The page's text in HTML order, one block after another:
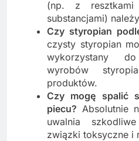
(np. z resztkami
substancjami)
Czy styropian
czysty styropian
wykorzystany
wyrobów
produktów.
Czy mogę spalić
piecu? Absolutnie
uwalnia
związki toksyczne i